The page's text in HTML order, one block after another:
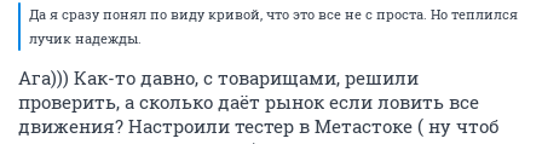
Да я сразу понял по виду кривой, что это все не с проста. Но теплился
лучик надежды.
Ага))) Как-то давно, с товарищами, решили
проверить, а сколько даёт рынок если ловить все
движения? Настроили тестер в Метастоке ( ну чтоб